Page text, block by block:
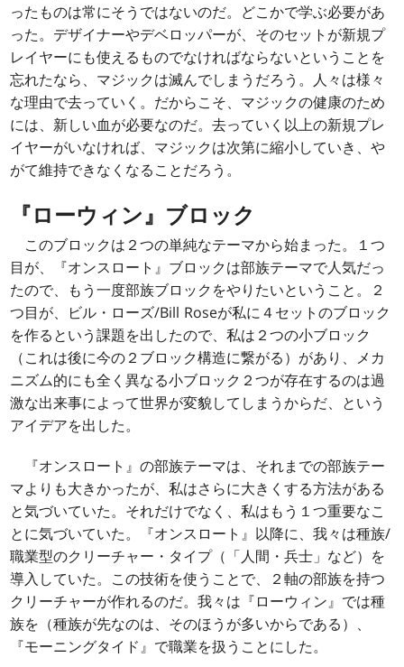
ったものは常にそうではないのだ。どこかで学ぶ必要があ
った。デザイナーやデベロッパーが、そのセットが新規プ
レイヤーにも使えるものでなければならないということを
忘れたなら、マジックは滅んでしまうだろう。人々は様々
な理由で去っていく。だからこそ、マジックの健康のため
には、新しい血が必要なのだ。去っていく以上の新規プレ
イヤーがいなければ、マジックは次第に縮小していき、や
がて維持できなくなることだろう。
『ローウィン』ブロック
このブロックは２つの単純なテーマから始まった。１つ
目が、『オンスロート』ブロックは部族テーマで人気だっ
たので、もう一度部族ブロックをやりたいということ。２
つ目が、ビル・ローズ/Bill Roseが私に４セットのブロック
を作るという課題を出したので、私は２つの小ブロック
（これは後に今の２ブロック構造に繋がる）があり、メカ
ニズム的にも全く異なる小ブロック２つが存在するのは過
激な出来事によって世界が変貌してしまうからだ、という
アイデアを出した。
『オンスロート』の部族テーマは、それまでの部族テー
マよりも大きかったが、私はさらに大きくする方法がある
と気づいていた。それだけでなく、私はもう１つ重要なこ
とに気づいていた。『オンスロート』以降に、我々は種族/
職業型のクリーチャー・タイプ（「人間・兵士」など）を
導入していた。この技術を使うことで、２軸の部族を持つ
クリーチャーが作れるのだ。我々は『ローウィン』では種
族を（種族が先なのは、そのほうが多いからである）、
『モーニングタイド』で職業を扱うことにした。